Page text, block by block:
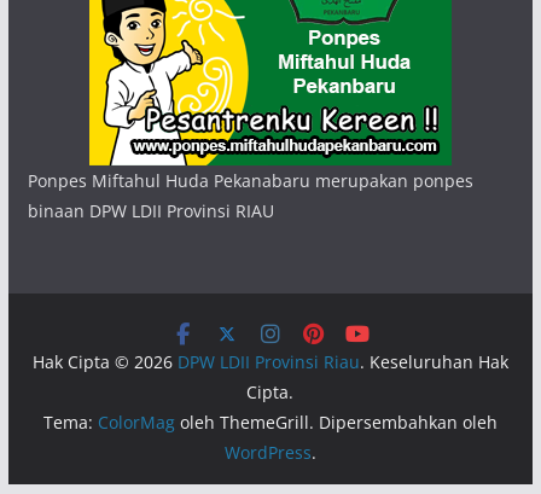
Ponpes Miftahul Huda Pekanabaru merupakan ponpes
binaan DPW LDII Provinsi RIAU
Hak Cipta © 2026 DPW LDII Provinsi Riau. Keseluruhan Hak
Cipta.
Tema: ColorMagoleh ThemeGrill. Dipersembahkan oleh
WordPress.